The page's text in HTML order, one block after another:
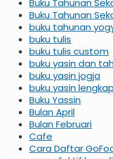
Buku Tahunan
Buku Tahunan
buku tahunan
buku tulis
buku tulis custom
buku yasin dan
buku yasin jogja
buku yasin lengkap
Buku Yassin
Bulan April
Bulan Februari
Cafe
Cara Daftar